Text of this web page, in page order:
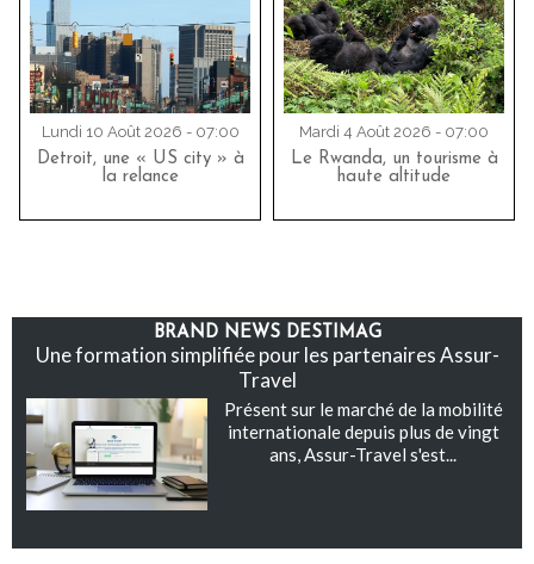
Lundi 10 Août 2026 - 07:00
Detroit, une « US city » à
la relance
Mardi 4 Août 2026 - 07:00
Le Rwanda, un tourisme à
haute altitude
BRAND NEWS DESTIMAG
Une formation simplifiée pour les partenaires Assur-
Travel
Présent sur le marché de la mobilité
internationale depuis plus de vingt
ans, Assur-Travel s'est...